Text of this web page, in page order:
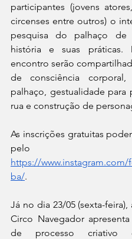
participantes (jovens
circenses entre outros) o
pesquisa do palhaço de
história e suas práticas.
encontro serão
de consciência
palhaço, gestualidade para
rua e construção de
As inscrições gratuitas
https://www.instagram.com/
ba/.
Já no dia 23/05 (sexta-feira),
Circo Navegador
de processo criativo